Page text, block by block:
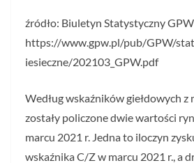
źródło: Biuletyn Statystyczny GPW
https://www.gpw.pl/pub/GPW/
iesieczne/202103_GPW.pdf
Według wskaźników giełdowych z
zostały policzone dwie wartości
marcu 2021 r. Jedna to iloczyn
wskaźnika C/Z w marcu 2021 r., a